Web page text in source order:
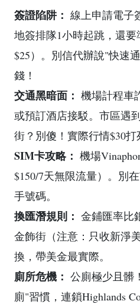
簽證陷阱： 線上申請電子
地簽排隊1小時起跳，還
$25）。別信代辦說"快速
錢！
交通黑暗面： 機場計程車
或預訂酒店接駁。市區遇
街？別傻！實際行情$30打
SIM卡攻略： 機場
$150/7天無限流量）。別
手號碼。
換匯潛規則： 金鋪匯率比
金飾街（注意：只收新淨
換，帶美金最實際。
廁所危機： 公廁極少且髒
廁"習慣，連鎖Highlands